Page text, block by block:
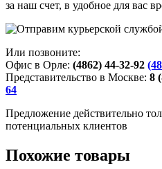
за наш счет, в удобное для вас
Или позвоните:
Офис в Орле: (4862) 44-32-92
Представительство в Москве: 8
64
Предложение действительно
потенциальных клиентов
Похожие товары